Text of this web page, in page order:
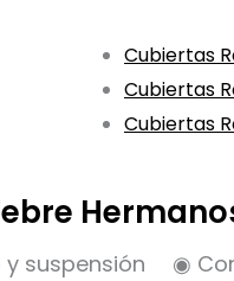
Cubiertas
Cubiertas
Cubiertas
suspensión
◉